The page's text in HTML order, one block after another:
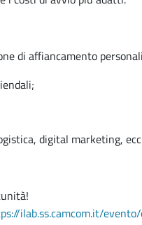
di affiancamento
digital marketing,
ilab.ss.camcom.it/